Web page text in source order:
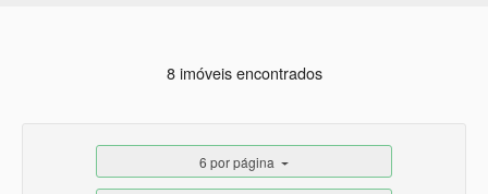
8 imóveis encontrados
6 por página